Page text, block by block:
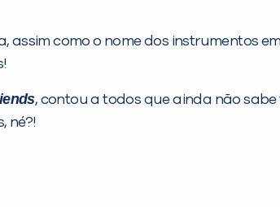
como o nome dos instrumentos
, contou a todos que ainda não
né?!